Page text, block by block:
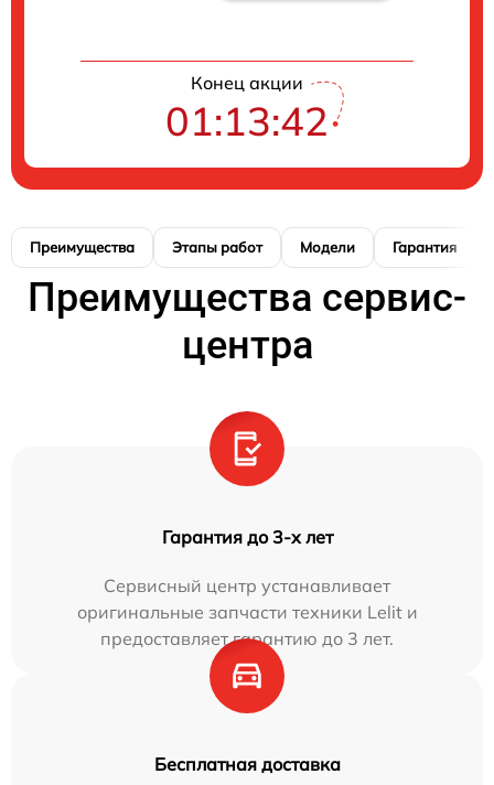
Конец акции
01:13:41
Преимущества Этапы работ Модели Гарантия
Преимущества сервис-
центра
Гарантия до 3-х лет
Сервисный центр устанавливает
оригинальные запчасти техники Lelit и
предоставляет гарантию до 3 лет.
Бесплатная доставка